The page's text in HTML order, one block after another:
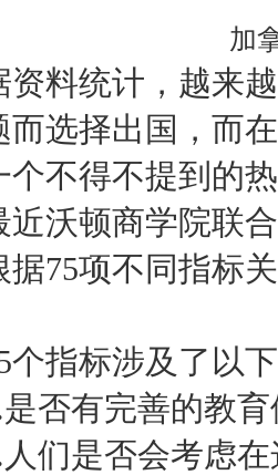
统计，越来越
而选择出国，而
个不得不提到的
顿商学院联合
据75项不同指标
标涉及了以下
有完善的教育
是否会考虑在